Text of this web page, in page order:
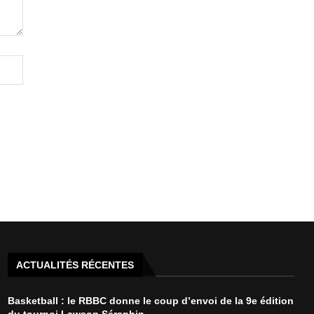
ACTUALITÉS RÉCENTES
Basketball : le RBBC donne le coup d’envoi de la 9e édition